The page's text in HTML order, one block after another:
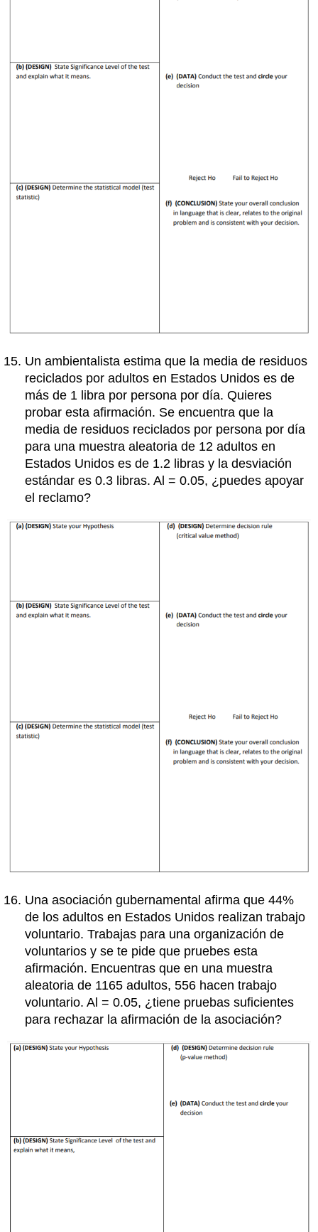
Un ambientalista estima que la media de residuos
reciclados por adultos en Estados Unidos es de
más de 1 libra por persona por día. Quieres
probar esta afirmación. Se encuentra que la
media de residuos reciclados por persona por día
para una muestra aleatoria de 12 adultos en
Estados Unidos es de 1.2 libras y la desviación
estándar es 0.3 libras. Al = 0.05, ¿puedes apoyar
el reclamo?
Una asociación gubernamental afirma que 44%
de los adultos en Estados Unidos realizan trabajo
voluntario. Trabajas para una organización de
voluntarios y se te pide que pruebes esta
afirmación. Encuentras que en una muestra
aleatoria de 1165 adultos, 556 hacen trabajo
voluntario. Al = 0.05, ¿tiene pruebas suficientes
para rechazar la afirmación de la asociación?